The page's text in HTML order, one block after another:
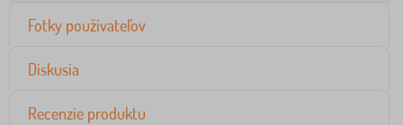
Fotky používateľov
Diskusia
Recenzie produktu